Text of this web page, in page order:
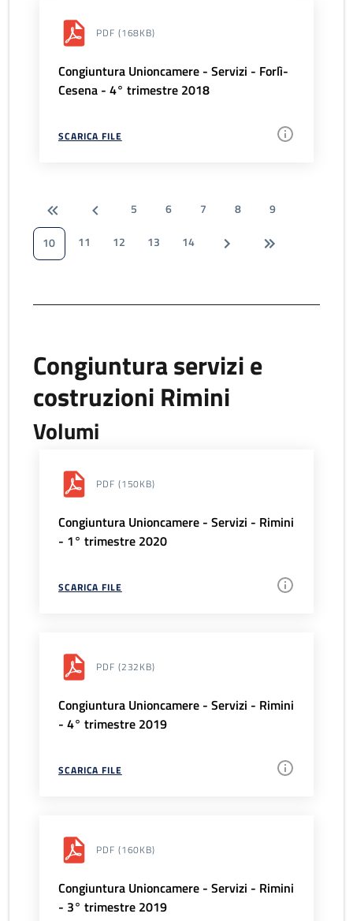
PDF (168KB)
Congiuntura Unioncamere - Servizi - Forlì-
Cesena - 4° trimestre 2018
SCARICA FILE
5 6 7 8
9
10
11 12 13 14
Congiuntura servizi e
costruzioni Rimini
Volumi
PDF (150KB)
Congiuntura Unioncamere - Servizi - Rimini
- 1° trimestre 2020
SCARICA FILE
PDF (232KB)
Congiuntura Unioncamere - Servizi - Rimini
- 4° trimestre 2019
SCARICA FILE
PDF (160KB)
Congiuntura Unioncamere - Servizi - Rimini
- 3° trimestre 2019